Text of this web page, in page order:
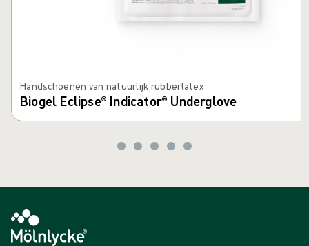
Handschoenen van natuurlijk rubberlatex
Biogel Eclipse® Indicator® Underglove